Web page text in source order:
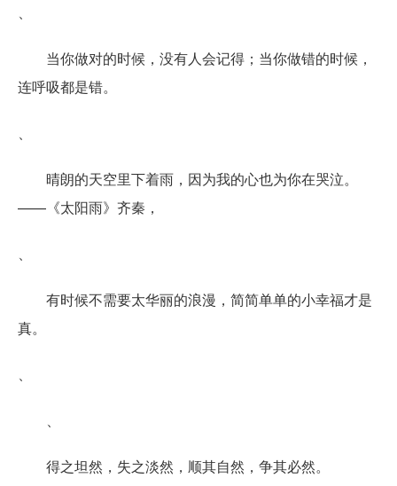
当你做对的时候，没有人会记得；当你做错的时候，
连呼吸都是错。
晴朗的天空里下着雨，因为我的心也为你在哭泣。
——《太阳雨》齐秦，
有时候不需要太华丽的浪漫，简简单单的小幸福才是
真。
得之坦然，失之淡然，顺其自然，争其必然。